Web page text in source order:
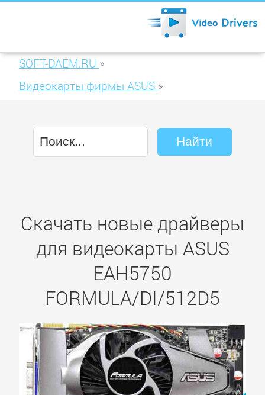
SOFT-DAEM.RU »
Видеокарты фирмы ASUS »
Скачать новые драйверы
для видеокарты ASUS
EAH5750
FORMULA/DI/512D5